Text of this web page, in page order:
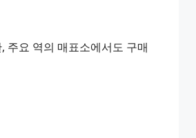
주요 역의 매표소에서도 구매